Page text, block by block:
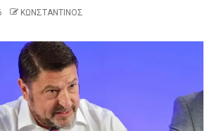
ΚΩΝΣΤΑΝΤΙΝΟΣ